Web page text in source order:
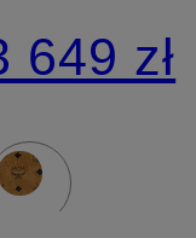
649 zł